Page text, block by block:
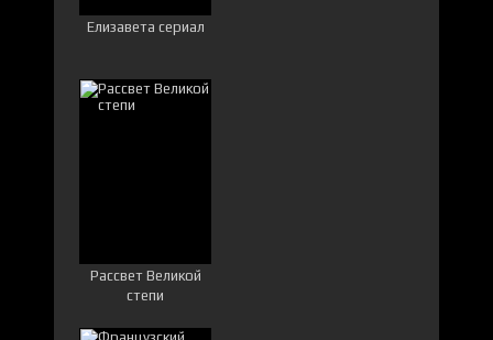
Елизавета сериал
Рассвет Великой
степи